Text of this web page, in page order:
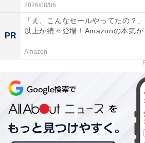
楽天トラベルでは、定期的に「ク
気の宿やホテルを対象に、宿泊予
クーポンは、国内宿泊や海外ツアー
さまざまな旅行商品で利用可能。複
合わせて、さらに割引率をアップで
す。賢く旅の計画を立てて、お得に
う。
2026/08/06
PR
「え、こんなセールやってたの？
以上が続々登場！Amazonの本気が
Amazon